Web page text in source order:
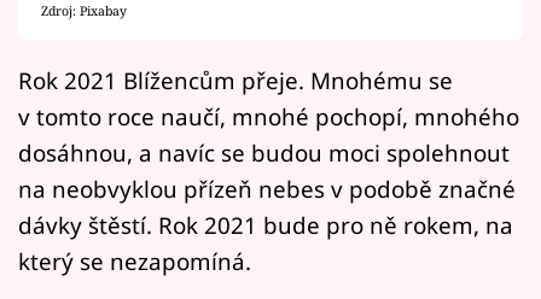
Přihlášení
Sledujte nás
Zdroj: Pixabay
Rok 2021 Blížencům přeje. Mnohému se
v tomto roce naučí, mnohé pochopí, mnohého
dosáhnou, a navíc se budou moci spolehnout
na neobvyklou přízeň nebes v podobě značné
dávky štěstí. Rok 2021 bude pro ně rokem, na
který se nezapomíná.